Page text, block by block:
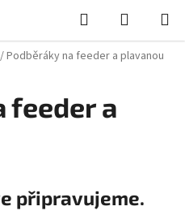
Hledat
KOŠÍK
/Podběráky na feeder a plavanou
feeder a
připravujeme.